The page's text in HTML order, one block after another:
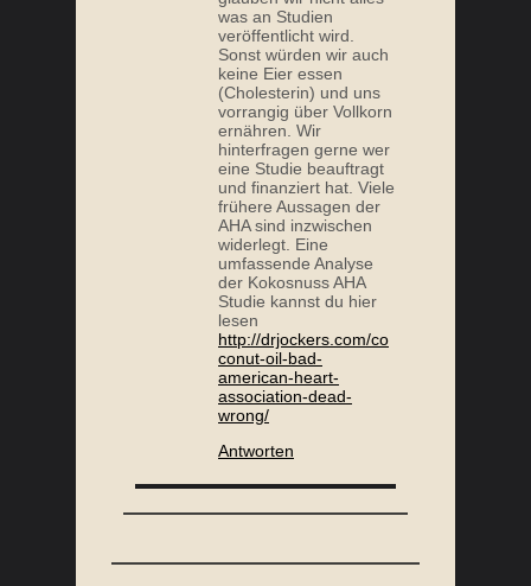
was an Studien
veröffentlicht wird.
Sonst würden wir auch
keine Eier essen
(Cholesterin) und uns
vorrangig über Vollkorn
ernähren. Wir
hinterfragen gerne wer
eine Studie beauftragt
und finanziert hat. Viele
frühere Aussagen der
AHA sind inzwischen
widerlegt. Eine
umfassende Analyse
der Kokosnuss AHA
Studie kannst du hier
lesen
http://drjockers.com/co
conut-oil-bad-
american-heart-
association-dead-
wrong/
Antworten